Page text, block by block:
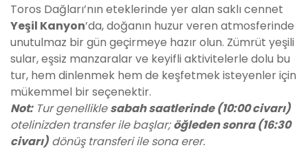
Toros Dağları’nın eteklerinde yer alan saklı cennet
Yeşil Kanyon’da, doğanın huzur veren atmosferinde
unutulmaz bir gün geçirmeye hazır olun. Zümrüt yeşili
sular, eşsiz manzaralar ve keyifli aktivitelerle dolu bu
tur, hem dinlenmek hem de keşfetmek isteyenler için
mükemmel bir seçenektir.
Not:Tur genelliklesabah saatlerinde (10:00 civarı)
otelinizden transfer ile başlar;öğleden sonra (16:30
civarı) dönüş transferi ile sona erer.